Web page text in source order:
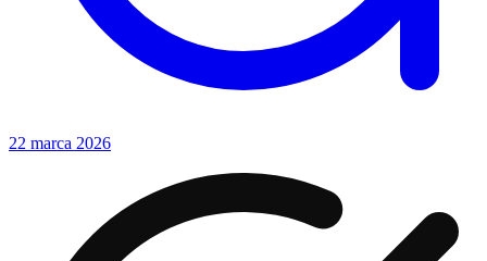
22 marca 2026